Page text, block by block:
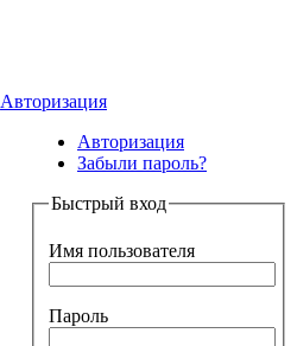
Авторизация
Авторизация
Забыли пароль?
Быстрый вход
Имя пользователя
Пароль